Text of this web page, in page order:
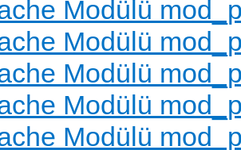
Modülü
Modülü
Modülü
Modülü
Modülü